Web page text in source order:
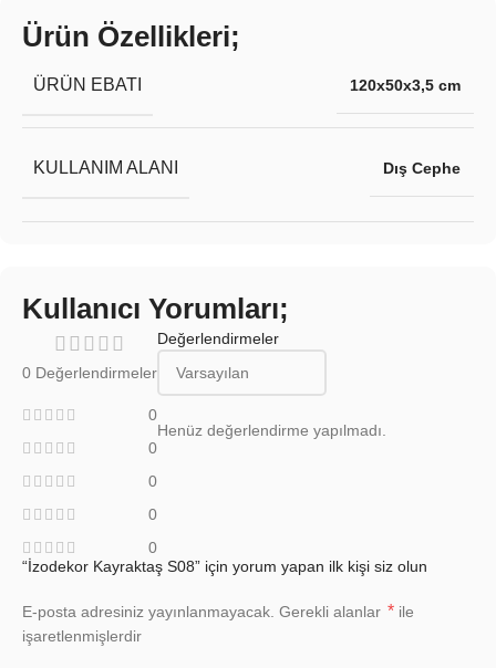
Ürün Özellikleri;
ÜRÜN EBATI 120x50x3,5 cm
KULLANIM ALANI Dış Cephe
Kullanıcı Yorumları;
0 Değerlendirmeler
0
0
0
0
0
Değerlendirmeler
Henüz değerlendirme yapılmadı.
“İzodekor Kayraktaş S08” için yorum yapan ilk kişi siz olun
E-posta adresiniz yayınlanmayacak. Gerekli alanlar * ile
işaretlenmişlerdir